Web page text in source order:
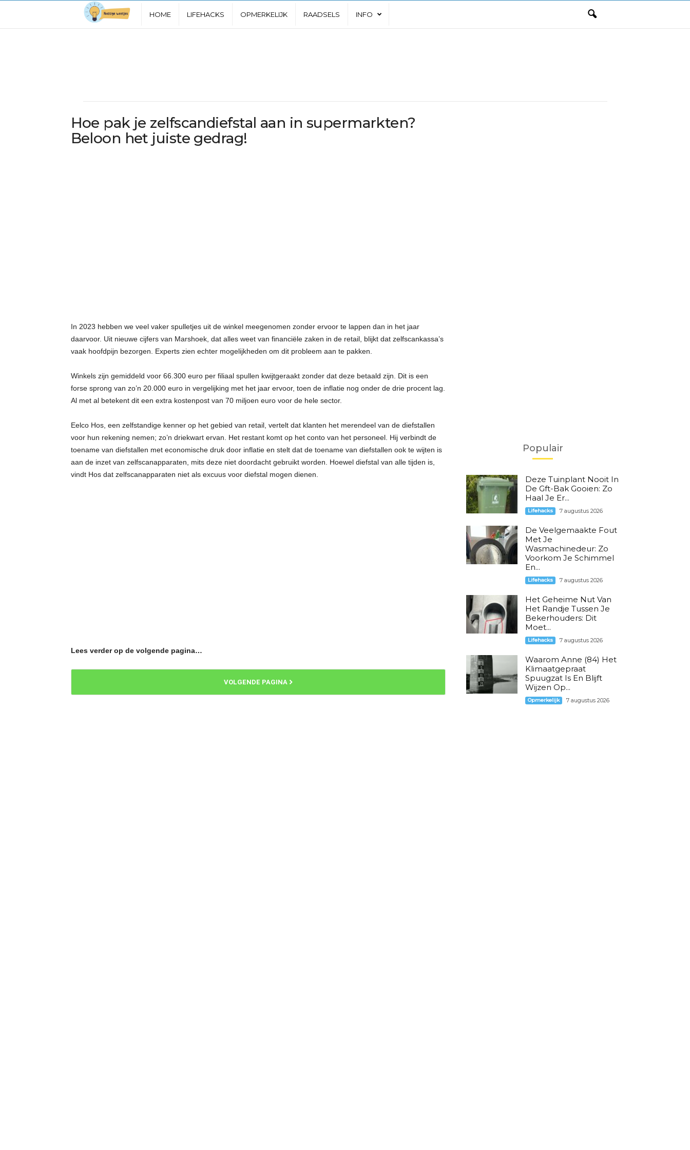
i
g
HOME LIFEHACKS OPMERKELIJK RAADSELS INFO
Hoe pak je zelfscandiefstal aan in supermarkten?
Beloon het juiste gedrag!
In 2023 hebben we veel vaker spulletjes uit de winkel meegenomen zonder ervoor te lappen dan in het jaar
daarvoor. Uit nieuwe cijfers van Marshoek, dat alles weet van financiële zaken in de retail, blijkt dat zelfscankassa’s
vaak hoofdpijn bezorgen. Experts zien echter mogelijkheden om dit probleem aan te pakken.
Winkels zijn gemiddeld voor 66.300 euro per filiaal spullen kwijtgeraakt zonder dat deze betaald zijn. Dit is een
forse sprong van zo’n 20.000 euro in vergelijking met het jaar ervoor, toen de inflatie nog onder de drie procent lag.
Al met al betekent dit een extra kostenpost van 70 miljoen euro voor de hele sector.
Eelco Hos, een zelfstandige kenner op het gebied van retail, vertelt dat klanten het merendeel van de diefstallen
voor hun rekening nemen; zo’n driekwart ervan. Het restant komt op het conto van het personeel. Hij verbindt de
toename van diefstallen met economische druk door inflatie en stelt dat de toename van diefstallen ook te wijten is
aan de inzet van zelfscanapparaten, mits deze niet doordacht gebruikt worden. Hoewel diefstal van alle tijden is,
vindt Hos dat zelfscanapparaten niet als excuus voor diefstal mogen dienen.
Lees verder op de volgende pagina…
VOLGENDE PAGINA
Populair
Deze Tuinplant Nooit In
De Gft-Bak Gooien: Zo
Haal Je Er...
Lifehacks 7 augustus 2026
De Veelgemaakte Fout
Met Je
Wasmachinedeur: Zo
Voorkom Je Schimmel
En...
Lifehacks 7 augustus 2026
Het Geheime Nut Van
Het Randje Tussen Je
Bekerhouders: Dit
Moet...
Lifehacks 7 augustus 2026
Waarom Anne (84) Het
Klimaatgepraat
Spuugzat Is En Blijft
Wijzen Op...
Opmerkelijk 7 augustus 2026